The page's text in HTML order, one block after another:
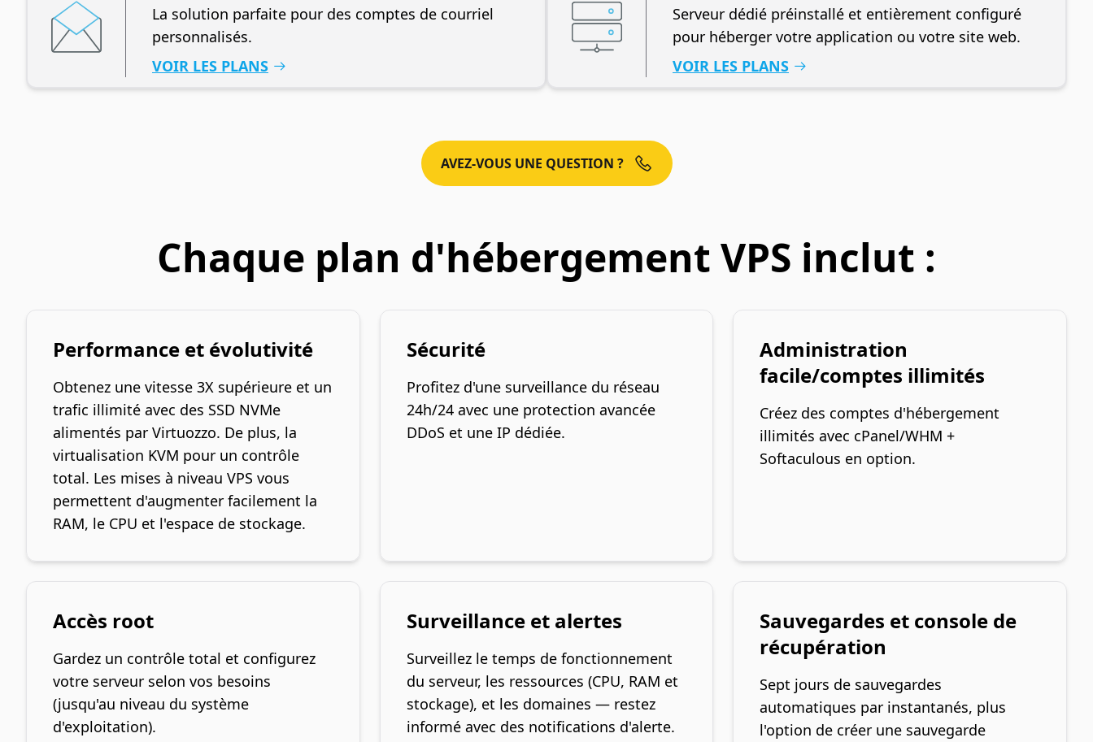
La solution parfaite pour des comptes de courriel
personnalisés.
VOIR LES PLANS
Serveur dédié préinstallé et entièrement configuré
pour héberger votre application ou votre site web.
VOIR LES PLANS
AVEZ-VOUS UNE QUESTION ?
Chaque plan d'hébergement VPS inclut :
Performance et évolutivité
Obtenez une vitesse 3X supérieure et un
trafic illimité avec des SSD NVMe
alimentés par Virtuozzo. De plus, la
virtualisation KVM pour un contrôle
total. Les mises à niveau VPS vous
permettent d'augmenter facilement la
RAM, le CPU et l'espace de stockage.
Sécurité
Profitez d'une surveillance du réseau
24h/24 avec une protection avancée
DDoS et une IP dédiée.
Administration
facile/comptes illimités
Créez des comptes d'hébergement
illimités avec cPanel/WHM +
Softaculous en option.
Accès root
Gardez un contrôle total et configurez
votre serveur selon vos besoins
(jusqu'au niveau du système
d'exploitation).
Surveillance et alertes
Surveillez le temps de fonctionnement
du serveur, les ressources (CPU, RAM et
stockage), et les domaines — restez
informé avec des notifications d'alerte.
Sauvegardes et console de
récupération
Sept jours de sauvegardes
automatiques par instantanés, plus
l'option de créer une sauvegarde